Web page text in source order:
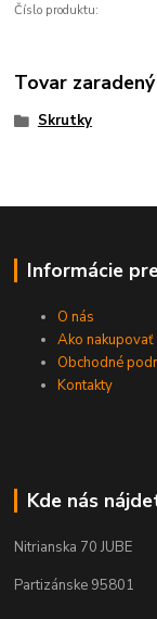
Číslo produktu:
Tovar
Skrutky
Informácie
O nás
Ako nakupovať
Obchodné
Kontakty
Kde nás
Nitrianska 70 JUBE
Partizánske 95801